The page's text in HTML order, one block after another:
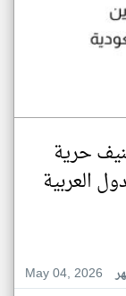
حرية
العربية
May 04, 2026